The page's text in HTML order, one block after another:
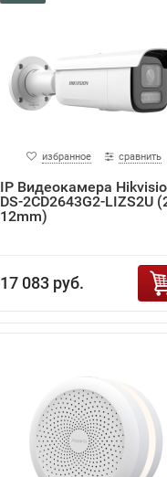
избранное сравнить
IP Видеокамера
DS-2CD2643G2-LIZS2U
12mm)
17 083 руб.